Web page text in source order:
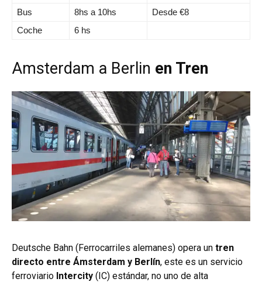
Bus
8hs a 10hs
Desde €8
Coche
6 hs
Amsterdam a Berlin en Tren
Deutsche Bahn (Ferrocarriles alemanes) opera un tren
directo entre Ámsterdam y Berlín, este es un servicio
ferroviario Intercity (IC) estándar, no uno de alta